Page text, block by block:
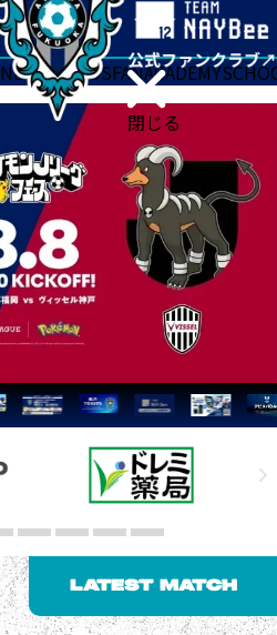
閉じる
NEWSGOODSFANACADEMY
LATEST MATCH